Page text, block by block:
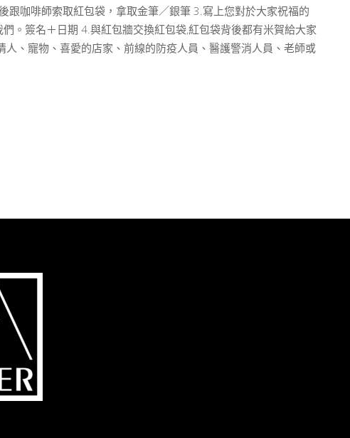
咖啡師索取紅包袋，拿取金筆／銀筆 3.寫上您對於大家祝福的
。簽名＋日期 4.與紅包牆交換紅包袋,紅包袋背後都有米賀給大家
、寵物、喜愛的店家、前線的防疫人員、醫護警消人員、老師或